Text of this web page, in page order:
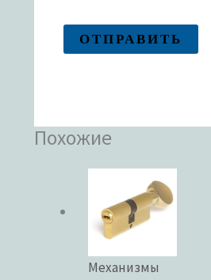
Похожие
Механизмы